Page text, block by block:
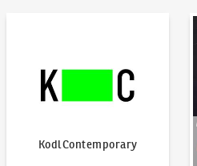
KodlContemporary